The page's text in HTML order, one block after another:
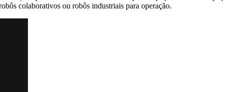
colaborativos ou robôs industriais para operação.